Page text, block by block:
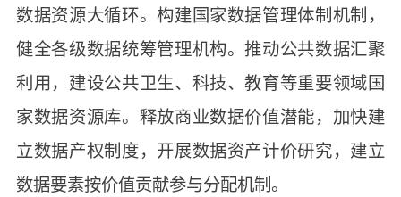
数据资源大循环。构建国家数据管理体制机制，
健全各级数据统筹管理机构。推动公共数据汇聚
利用，建设公共卫生、科技、教育等重要领域国
家数据资源库。释放商业数据价值潜能，加快建
立数据产权制度，开展数据资产计价研究，建立
数据要素按价值贡献参与分配机制。